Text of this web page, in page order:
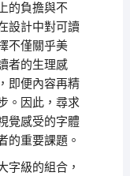
的負擔與不
設計中對可讀
不僅關乎美
者的生理感
即便內容再精
。因此，尋求
覺感受的字體
的重要課題。
字級的組合，